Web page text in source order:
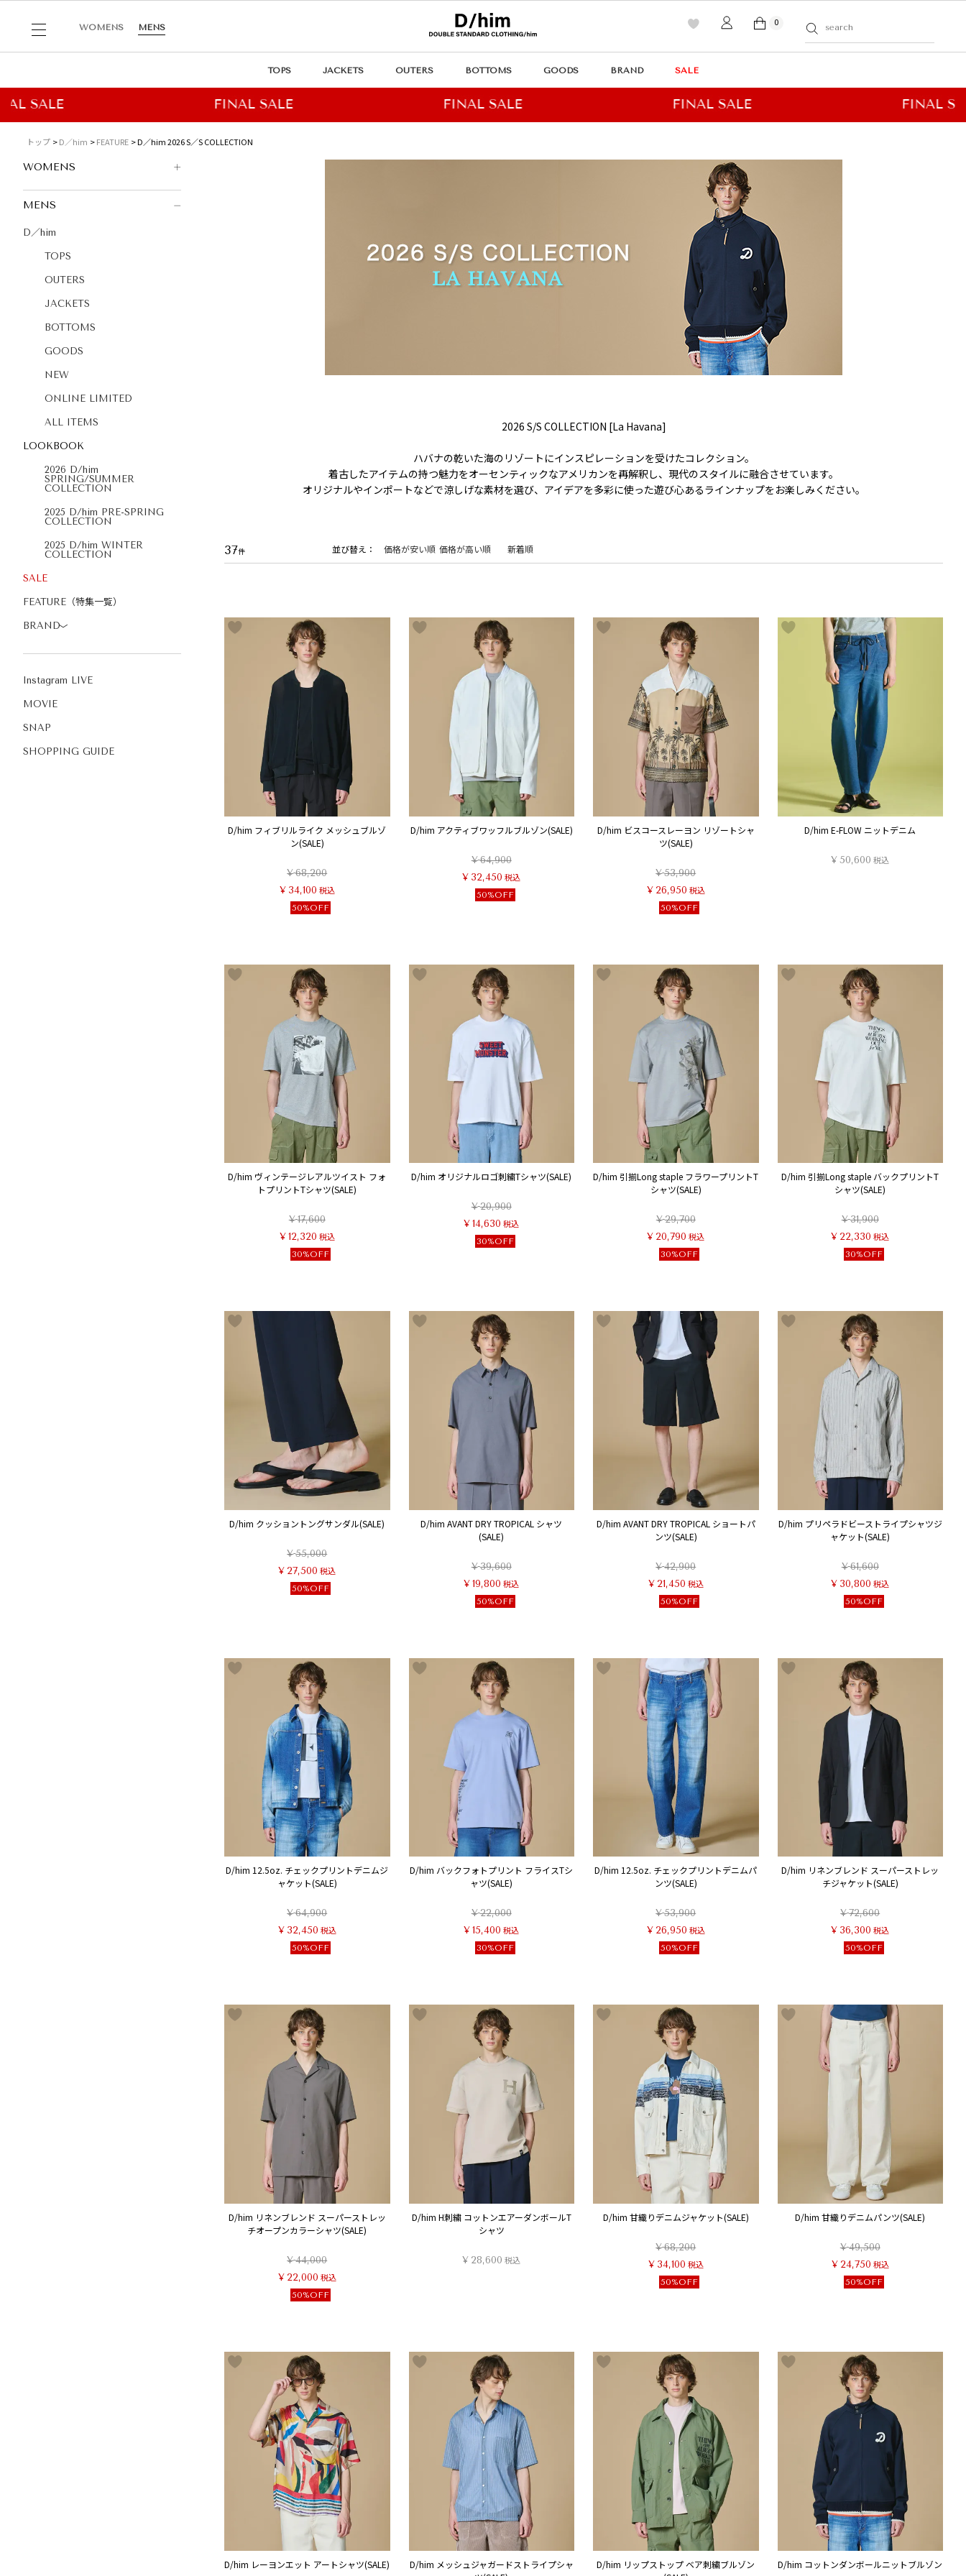
WOMENS MENS
0
TOPS JACKETS OUTERS BOTTOMS GOODS BRAND SALE
トップ D／him FEATURE D／him 2026 S／S COLLECTION
WOMENS
MENS
D／him
TOPS
OUTERS
JACKETS
BOTTOMS
GOODS
NEW
ONLINE LIMITED
ALL ITEMS
LOOKBOOK
2026 D/him
SPRING/SUMMER
COLLECTION
2025 D/him PRE-SPRING
COLLECTION
2025 D/him WINTER
COLLECTION
SALE
FEATURE（特集一覧）
BRAND〉
Instagram LIVE
MOVIE
SNAP
SHOPPING GUIDE
2026 S/S COLLECTION [La Havana]
ハバナの乾いた海のリゾートにインスピレーションを受けたコレクション。
着古したアイテムの持つ魅力をオーセンティックなアメリカンを再解釈し、現代のスタイルに融合させています。
オリジナルやインポートなどで涼しげな素材を選び、アイデアを多彩に使った遊び心あるラインナップをお楽しみください。
並び替え 価格が安い順 価格が高い順 新着順
37
D/him フィブリルライク メッシュブルゾ
ン(SALE)
¥68,200
¥ 34,100 税込
50%OFF
D/him アクティブワッフルブルゾン(SALE)
¥64,900
¥ 32,450 税込
50%OFF
D/him ビスコースレーヨン リゾートシャ
ツ(SALE)
¥53,900
¥26,950 税込
50%OFF
D/him E-FLOW ニットデニム
¥50,600 税込
D/him ヴィンテージレアルツイスト フォ
トプリントTシャツ(SALE)
¥17,600
¥12,320 税込
30%OFF
D/him オリジナルロゴ刺繍Tシャツ(SALE)
¥20,900
¥14,630 税込
30%OFF
D/him 引揃Long staple フラワープリントT
シャツ(SALE)
¥29,700
¥20,790 税込
30%OFF
D/him 引揃Long staple バックプリントT
シャツ(SALE)
¥31,900
¥22,330 税込
30%OFF
D/him クッショントングサンダル(SALE)
¥55,000
¥27,500 税込
50%OFF
D/him AVANT DRY TROPICAL シャツ
(SALE)
¥39,600
¥19,800 税込
50%OFF
D/him AVANT DRY TROPICAL ショートパ
ンツ(SALE)
¥42,900
¥21,450 税込
50%OFF
D/him プリペラドビーストライプシャツジ
ャケット(SALE)
¥61,600
¥ 30,800 税込
50%OFF
D/him 12.5oz. チェックプリントデニムジ
ャケット(SALE)
¥64,900
¥ 32,450 税込
50%OFF
D/him バックフォトプリント フライスTシ
ャツ(SALE)
¥22,000
¥15,400 税込
30%OFF
D/him 12.5oz. チェックプリントデニムパ
ンツ(SALE)
¥53,900
¥26,950 税込
50%OFF
D/him リネンブレンド スーパーストレッ
チジャケット(SALE)
¥72,600
¥ 36,300 税込
50%OFF
D/him リネンブレンド スーパーストレッ
チオープンカラーシャツ(SALE)
¥44,000
¥22,000 税込
50%OFF
D/him H刺繍 コットンエアーダンボールT
シャツ
¥ 28,600 税込
D/him 甘織りデニムジャケット(SALE)
¥68,200
¥ 34,100 税込
50%OFF
D/him 甘織りデニムパンツ(SALE)
¥49,500
¥24,750 税込
50%OFF
D/him レーヨンエット アートシャツ(SALE)
D/him メッシュジャガードストライプシャ
D/him リップストップ ベア刺繍ブルゾン
D/him コットンダンボールニットブルゾン